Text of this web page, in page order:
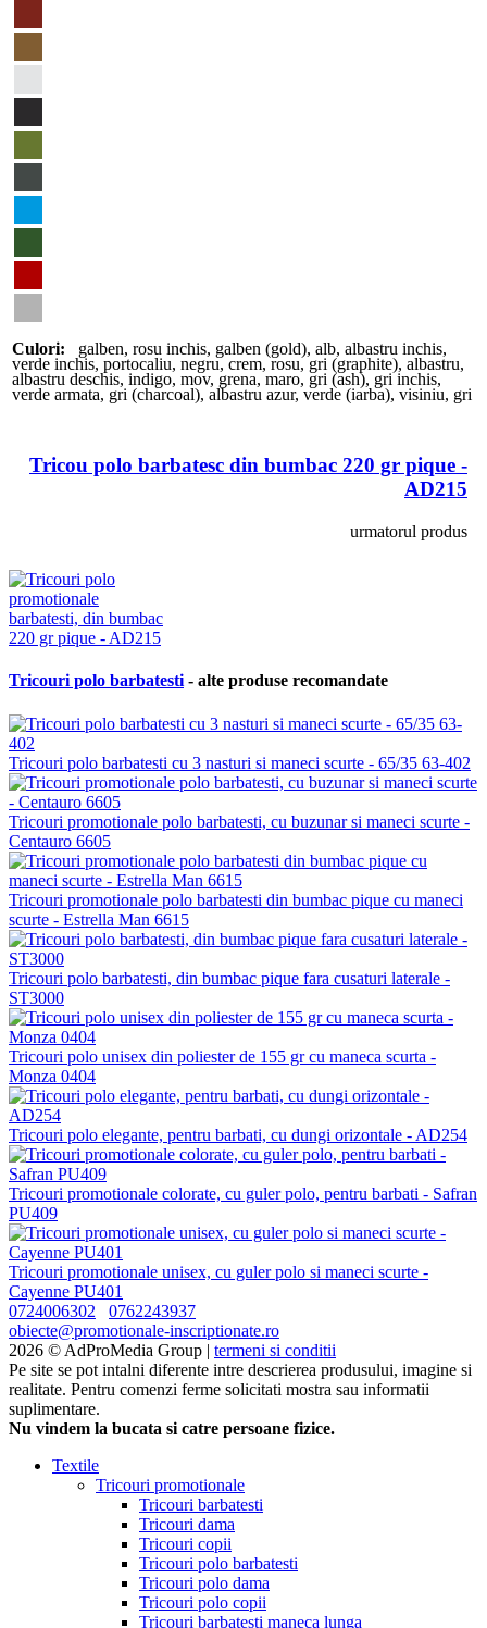
Culori: galben, rosu inchis, galben (gold), alb, albastru inchis,
verde inchis, portocaliu, negru, crem,rosu, gri (graphite), albastru,
albastru deschis, indigo, mov, grena, maro, gri (ash), gri inchis,
verde armata, gri (charcoal), albastru azur, verde (iarba), visiniu, gri
Tricou polo barbatesc din bumbac 220 gr pique -
AD215
urmatorul produs
Tricouri polo barbatesti - alte produse recomandate
Tricouri polo barbatesti cu 3 nasturi si maneci scurte - 65/35 63-402
Tricouri promotionale polo barbatesti, cu buzunar si maneci scurte -
Centauro 6605
Tricouri promotionale polo barbatesti din bumbac pique cu maneci
scurte - Estrella Man 6615
Tricouri polo barbatesti, din bumbac pique fara cusaturi laterale -
ST3000
Tricouri polo unisex din poliester de 155 gr cu maneca scurta -
Monza 0404
Tricouri polo elegante, pentru barbati, cu dungi orizontale - AD254
Tricouri promotionale colorate, cu guler polo, pentru barbati - Safran
PU409
Tricouri promotionale unisex, cu guler polo si maneci scurte -
Cayenne PU401
0724006302
0762243937
obiecte@promotionale-inscriptionate.ro
2026 © AdProMedia Group | termeni si conditii
Pe site se pot intalni diferente intre descrierea produsului, imagine si
realitate. Pentru comenzi ferme solicitati mostra sau informatii
suplimentare.
Nu vindem la bucata si catre persoane fizice.
Textile
Tricouri promotionale
Tricouri barbatesti
Tricouri dama
Tricouri copii
Tricouri polo barbatesti
Tricouri polo dama
Tricouri polo copii
Tricouri barbatesti maneca lunga